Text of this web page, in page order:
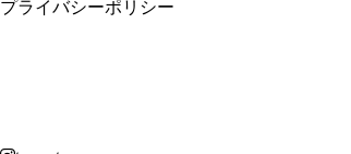
プライバシーポリシー